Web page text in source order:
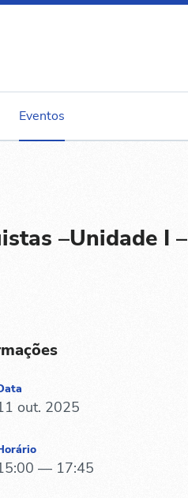
Eventos
–Unidade I –
out. 2025
— 17:45